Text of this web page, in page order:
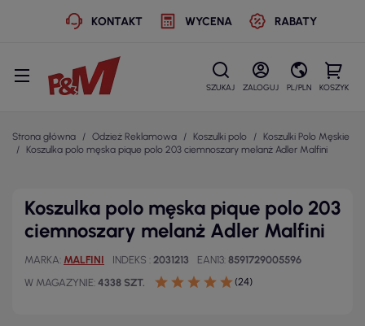
KONTAKT WYCENA RABATY
SZUKAJ ZALOGUJ PL/PLN KOSZYK
Strona główna Odzież Reklamowa Koszulki polo
Koszulki Polo Męskie
Koszulka polo męska pique polo 203 ciemnoszary melanż Adler Malfini
Koszulka polo męska pique polo 203
ciemnoszary melanż Adler Malfini
MARKA MALFINI INDEKS 2031213 EAN13 8591729005596
W MAGAZYNIE 4338 SZT. (24)